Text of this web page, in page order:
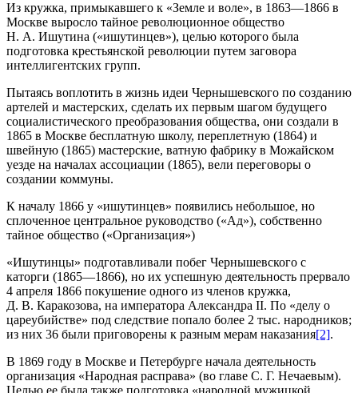
Из кружка, примыкавшего к «Земле и воле», в 1863—1866 в
Москве выросло тайное революционное общество
Н. А. Ишутина («ишутинцев»), целью которого была
подготовка крестьянской революции путем заговора
интеллигентских групп.
Пытаясь воплотить в жизнь идеи Чернышевского по созданию
артелей и мастерских, сделать их первым шагом будущего
социалистического преобразования общества, они создали в
1865 в Москве бесплатную школу, переплетную (1864) и
швейную (1865) мастерские, ватную фабрику в Можайском
уезде на началах ассоциации (1865), вели переговоры о
создании коммуны.
К началу 1866 у «ишутинцев» появились небольшое, но
сплоченное центральное руководство («Ад»), собственно
тайное общество («Организация»)
«Ишутинцы» подготавливали побег Чернышевского с
каторги (1865—1866), но их успешную деятельность прервало
4 апреля 1866 покушение одного из членов кружка,
Д. В. Каракозова, на императора Александра II. По «делу о
цареубийстве» под следствие попало более 2 тыс. народников;
из них 36 были приговорены к разным мерам наказания[2].
В 1869 году в Москве и Петербурге начала деятельность
организация «Народная расправа» (во главе С. Г. Нечаевым).